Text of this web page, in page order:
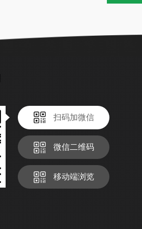
扫码加微信
微信二维码
移动端浏览